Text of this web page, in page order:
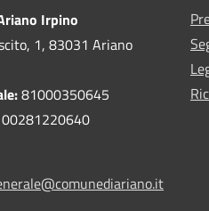
Irpino
1, 83031 Ariano
81000350645
00281220640